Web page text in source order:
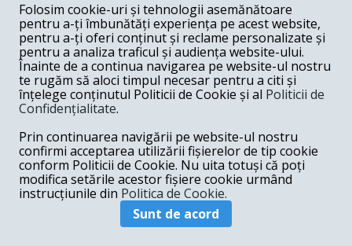
ascetică pe care o degaja apariţia sa, totuşi
prin nimic spectaculară, pe culoarele
facultăţii, îl singularizau în mod absolut.
Puţini, în ciuda profundei sale amenităţi şi a
unei modestii îndelung educate (aş zice a
unui exerciţiu spiritual al umilinţei în sensul
monastic), îi erau prieteni; mulţi însă, direct
sau indirect, gravitau în jurul siluetei sale
intelectuale ce părea, cu discreţie dar cu
insistenţă, să indice o «cale»“. (Dana
Folosim cookie-uri și tehnologii asemănătoare
pentru a-ți îmbunătăți experiența pe acest website,
pentru a-ți oferi conținut și reclame personalizate și
pentru a analiza traficul și audiența website-ului.
Înainte de a continua navigarea pe website-ul nostru
te rugăm să aloci timpul necesar pentru a citi și
înțelege conținutul Politicii de Cookie și al Politicii de
Confidențialitate.
Prin continuarea navigării pe website-ul nostru
confirmi acceptarea utilizării fișierelor de tip cookie
conform Politicii de Cookie. Nu uita totuși că poți
modifica setările acestor fișiere cookie urmând
instrucțiunile din Politica de Cookie.
Sunt de acord